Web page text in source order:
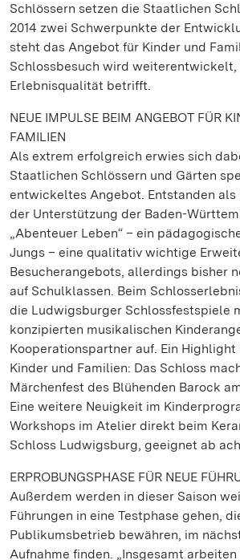
Schlössern setzen die Staatlichen
2014 zwei Schwerpunkte der
steht das Angebot für Kinder und
Schlossbesuch wird weiterentwickelt,
Erlebnisqualität betrifft.
NEUE IMPULSE BEIM ANGEBOT FÜR
FAMILIEN
Als extrem erfolgreich erwies sich
Staatlichen Schlössern und Gärten
entwickeltes Angebot. Entstanden
der Unterstützung der Baden-
„Abenteuer Leben“ – ein
Jungs – eine qualitativ wichtige
Besucherangebots, allerdings bisher
auf Schulklassen. Beim
die Ludwigsburger Schlossfestspiele
konzipierten musikalischen
Kooperationspartner auf. Ein
Kinder und Familien: Das Schloss
Märchenfest des Blühenden Barock
Eine weitere Neuigkeit im
Workshops im Atelier direkt beim
Schloss Ludwigsburg, geeignet ab
ERPROBUNGSPHASE FÜR NEUE
Außerdem werden in dieser Saison
Führungen in eine Testphase gehen,
Publikumsbetrieb bewähren, im
Aufnahme finden. „Insgesamt